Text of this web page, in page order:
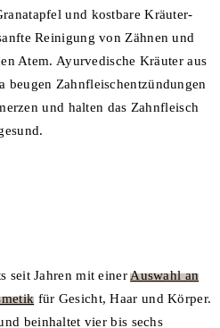
und kostbare Kräuter-
Reinigung von Zähnen und
Atem. Ayurvedische Kräuter aus
beugen Zahnfleischentzündungen
und halten das Zahnfleisch
seit Jahren mit einerAuswahl an
für Gesicht, Haar und Körper.
beinhaltet vier bis sechs